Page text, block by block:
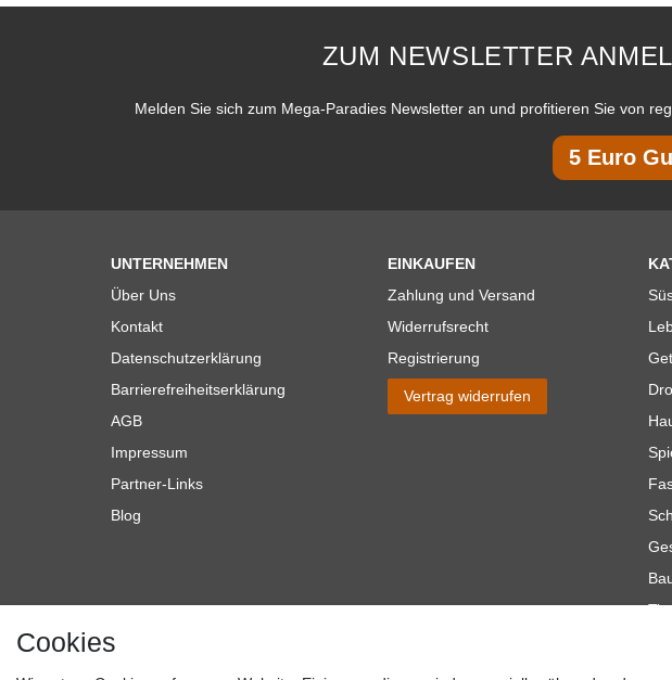
ZUM NEWSLETTER
Melden Sie sich zum Mega-Paradies Newsletter an und profitieren Sie von
5 Euro
UNTERNEHMEN
Über Uns
Kontakt
Datenschutzerklärung
Barrierefreiheitserklärung
AGB
Impressum
Partner-Links
Blog
EINKAUFEN
Zahlung und Versand
Widerrufsrecht
Registrierung
Vertrag widerrufen
Cookies